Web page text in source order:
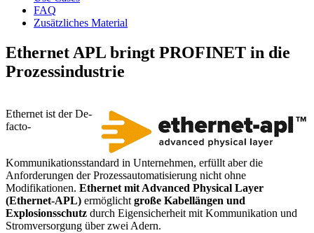
FAQ
Zusätzliches Material
Ethernet APL bringt PROFINET in die
Prozessindustrie
Ethernet ist der De-
facto-
Kommunikationsstandard in Unternehmen, erfüllt aber die
Anforderungen der Prozessautomatisierung nicht ohne
Modifikationen. Ethernet mit Advanced Physical Layer
(Ethernet-APL) ermöglicht große Kabellängen und
Explosionsschutz durch Eigensicherheit mit Kommunikation und
Stromversorgung über zwei Adern.